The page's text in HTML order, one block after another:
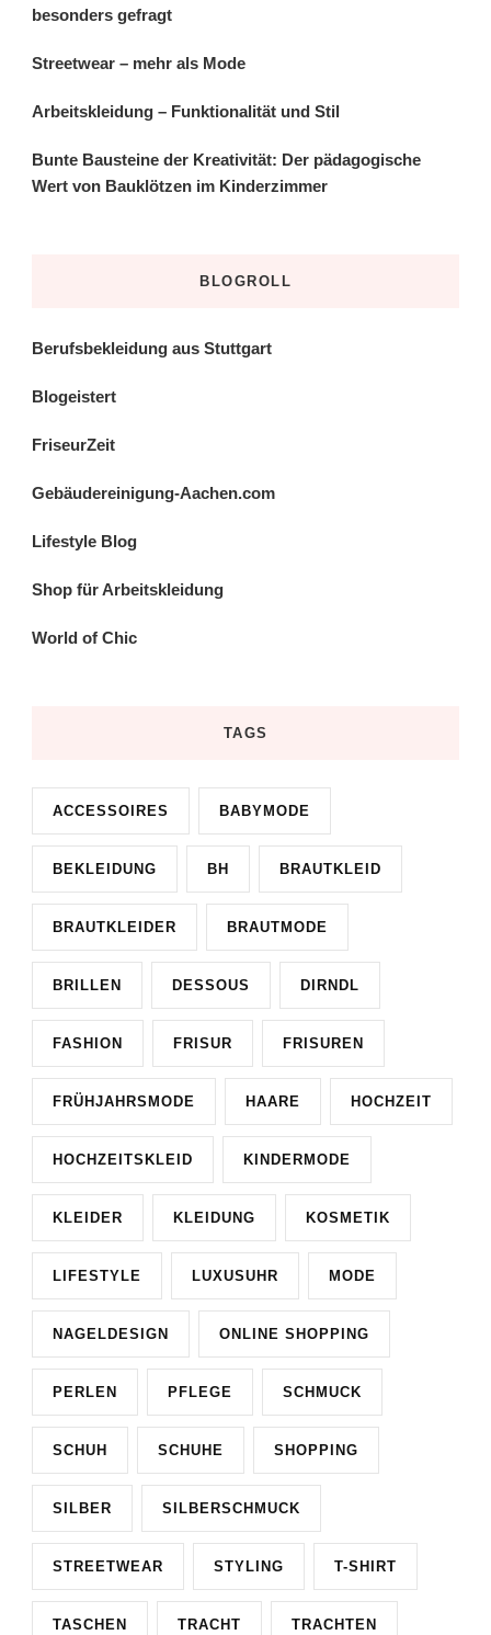
besonders gefragt
Streetwear – mehr als Mode
Arbeitskleidung – Funktionalität und Stil
Bunte Bausteine der Kreativität: Der pädagogische
Wert von Bauklötzen im Kinderzimmer
BLOGROLL
Berufsbekleidung aus Stuttgart
Blogeistert
FriseurZeit
Gebäudereinigung-Aachen.com
Lifestyle Blog
Shop für Arbeitskleidung
World of Chic
TAGS
ACCESSOIRES BABYMODE
BEKLEIDUNG BH BRAUTKLEID
BRAUTKLEIDER BRAUTMODE
BRILLEN DESSOUS DIRNDL
FASHION FRISUR FRISUREN
FRÜHJAHRSMODE HAARE HOCHZEIT
HOCHZEITSKLEID KINDERMODE
KLEIDER KLEIDUNG KOSMETIK
LIFESTYLE LUXUSUHR MODE
NAGELDESIGN ONLINE SHOPPING
PERLEN PFLEGE SCHMUCK
SCHUH SCHUHE SHOPPING
SILBER SILBERSCHMUCK
STREETWEAR STYLING T-SHIRT
TASCHEN TRACHT TRACHTEN